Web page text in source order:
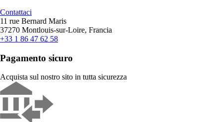
Contattaci
11 rue Bernard Maris
37270 Montlouis-sur-Loire, Francia
+33 1 86 47 62 58
Pagamento sicuro
Acquista sul nostro sito in tutta sicurezza